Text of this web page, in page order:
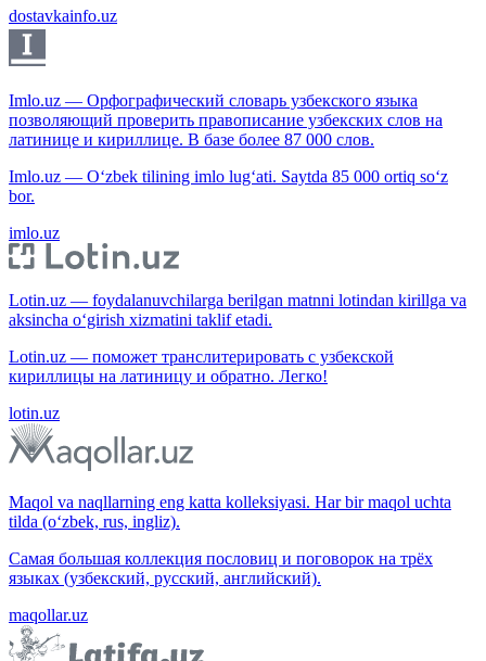
dostavkainfo.uz
Imlo.uz — Орфографический словарь узбекского языка
позволяющий проверить правописание узбекских слов на
латинице и кириллице. В базе более 87 000 слов.
Imlo.uz — O‘zbek tilining imlo lug‘ati. Saytda 85 000 ortiq so‘z
bor.
imlo.uz
Lotin.uz — foydalanuvchilarga berilgan matnni lotindan kirillga va
aksincha o‘girish xizmatini taklif etadi.
Lotin.uz — поможет транслитерировать с узбекской
кириллицы на латиницу и обратно. Легко!
lotin.uz
Maqol va naqllarning eng katta kolleksiyasi. Har bir maqol uchta
tilda (o‘zbek, rus, ingliz).
Самая большая коллекция пословиц и поговорок на трёх
языках (узбекский, русский, английский).
maqollar.uz